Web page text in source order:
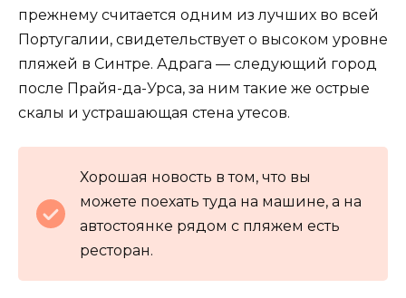
прежнему считается одним из лучших во всей
Португалии, свидетельствует о высоком уровне
пляжей в Синтре. Адрага — следующий город
после Прайя-да-Урса, за ним такие же острые
скалы и устрашающая стена утесов.
Хорошая новость в том, что вы
можете поехать туда на машине, а на
автостоянке рядом с пляжем есть
ресторан.